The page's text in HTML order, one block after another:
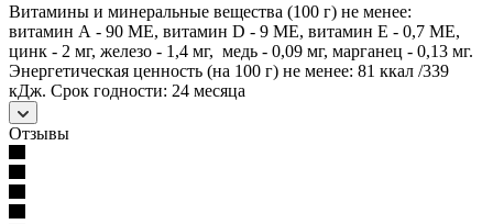
Витамины и минеральные вещества (100 г) не менее:
витамин А - 90 МЕ, витамин D - 9 МЕ, витамин E - 0,7 МЕ,
цинк - 2 мг, железо - 1,4 мг, медь - 0,09 мг, марганец - 0,13 мг.
Энергетическая ценность (на 100 г) не менее: 81 ккал /339
кДж. Срок годности: 24 месяца
Отзывы